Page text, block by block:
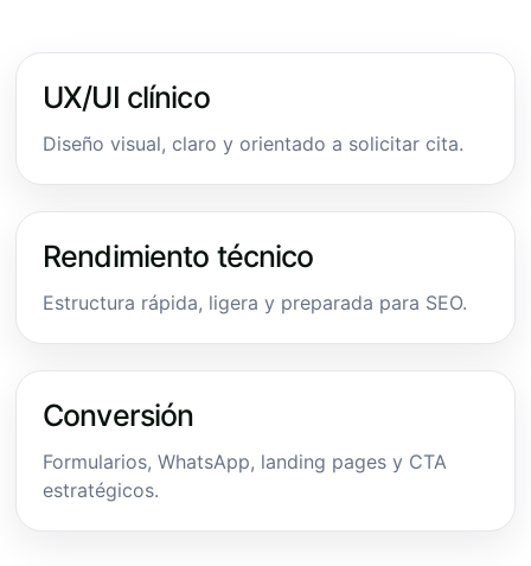
UX/UI clínico
Diseño visual, claro y orientado a solicitar cita.
Rendimiento técnico
Estructura rápida, ligera y preparada para SEO.
Conversión
Formularios, WhatsApp, landing pages y CTA
estratégicos.